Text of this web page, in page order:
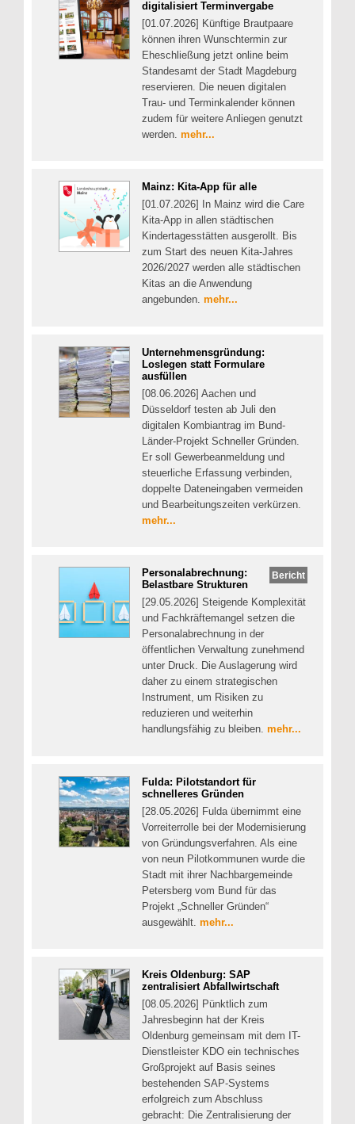
digitalisiert Terminvergabe
[01.07.2026] Künftige Brautpaare
können ihren Wunschtermin zur
Eheschließung jetzt online beim
Standesamt der Stadt Magdeburg
reservieren. Die neuen digitalen
Trau- und Terminkalender können
zudem für weitere Anliegen genutzt
werden. mehr...
Mainz: Kita-App für alle
[01.07.2026] In Mainz wird die Care
Kita-App in allen städtischen
Kindertagesstätten ausgerollt. Bis
zum Start des neuen Kita-Jahres
2026/2027 werden alle städtischen
Kitas an die Anwendung
angebunden. mehr...
Unternehmensgründung:
Loslegen statt Formulare
ausfüllen
[08.06.2026] Aachen und
Düsseldorf testen ab Juli den
digitalen Kombiantrag im Bund-
Länder-Projekt Schneller Gründen.
Er soll Gewerbeanmeldung und
steuerliche Erfassung verbinden,
doppelte Dateneingaben vermeiden
und Bearbeitungszeiten verkürzen.
mehr...
Bericht
Personalabrechnung:
Belastbare Strukturen
[29.05.2026] Steigende Komplexität
und Fachkräftemangel setzen die
Personalabrechnung in der
öffentlichen Verwaltung zunehmend
unter Druck. Die Auslagerung wird
daher zu einem strategischen
Instrument, um Risiken zu
reduzieren und weiterhin
handlungsfähig zu bleiben. mehr...
Fulda: Pilotstandort für
schnelleres Gründen
[28.05.2026] Fulda übernimmt eine
Vorreiterrolle bei der Modernisierung
von Gründungsverfahren. Als eine
von neun Pilotkommunen wurde die
Stadt mit ihrer Nachbargemeinde
Petersberg vom Bund für das
Projekt „Schneller Gründen“
ausgewählt. mehr...
Kreis Oldenburg: SAP
zentralisiert Abfallwirtschaft
[08.05.2026] Pünktlich zum
Jahresbeginn hat der Kreis
Oldenburg gemeinsam mit dem IT-
Dienstleister KDO ein technisches
Großprojekt auf Basis seines
bestehenden SAP-Systems
erfolgreich zum Abschluss
gebracht: Die Zentralisierung der